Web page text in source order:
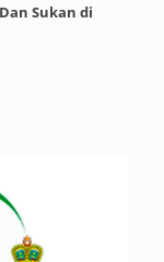
Sukan di